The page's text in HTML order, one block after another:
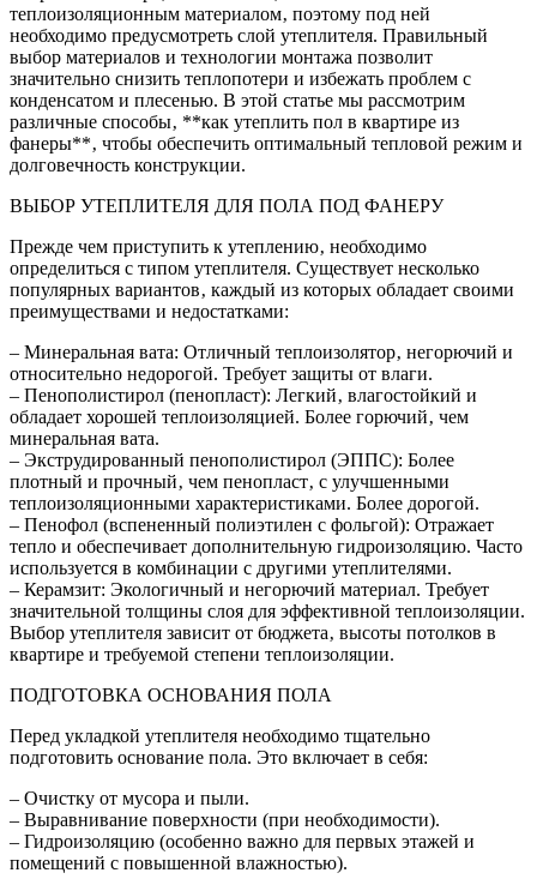
теплоизоляционным материалом‚ поэтому под ней
необходимо предусмотреть слой утеплителя. Правильный
выбор материалов и технологии монтажа позволит
значительно снизить теплопотери и избежать проблем с
конденсатом и плесенью. В этой статье мы рассмотрим
различные способы‚ **как утеплить пол в квартире из
фанеры**‚ чтобы обеспечить оптимальный тепловой режим и
долговечность конструкции.
ВЫБОР УТЕПЛИТЕЛЯ ДЛЯ ПОЛА ПОД ФАНЕРУ
Прежде чем приступить к утеплению‚ необходимо
определиться с типом утеплителя. Существует несколько
популярных вариантов‚ каждый из которых обладает своими
преимуществами и недостатками:
– Минеральная вата: Отличный теплоизолятор‚ негорючий и
относительно недорогой. Требует защиты от влаги.
– Пенополистирол (пенопласт): Легкий‚ влагостойкий и
обладает хорошей теплоизоляцией. Более горючий‚ чем
минеральная вата.
– Экструдированный пенополистирол (ЭППС): Более
плотный и прочный‚ чем пенопласт‚ с улучшенными
теплоизоляционными характеристиками. Более дорогой.
– Пенофол (вспененный полиэтилен с фольгой): Отражает
тепло и обеспечивает дополнительную гидроизоляцию. Часто
используется в комбинации с другими утеплителями.
– Керамзит: Экологичный и негорючий материал. Требует
значительной толщины слоя для эффективной теплоизоляции.
Выбор утеплителя зависит от бюджета‚ высоты потолков в
квартире и требуемой степени теплоизоляции.
ПОДГОТОВКА ОСНОВАНИЯ ПОЛА
Перед укладкой утеплителя необходимо тщательно
подготовить основание пола. Это включает в себя:
– Очистку от мусора и пыли.
– Выравнивание поверхности (при необходимости).
– Гидроизоляцию (особенно важно для первых этажей и
помещений с повышенной влажностью).